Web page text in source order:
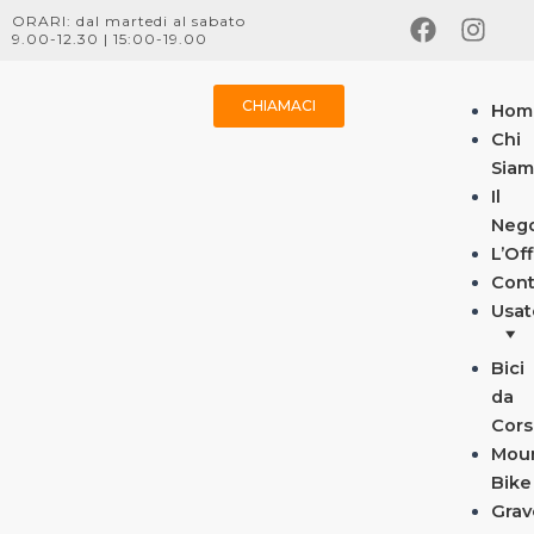
Vai
al
ORARI: dal martedi al sabato
9.00-12.30 | 15:00-19.00
F
a
I
n
t
a
m
CHIAMACI
Chi
Il
Bici
da
Bike